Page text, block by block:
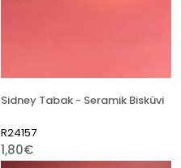
Sidney Tabak - Seramik Bisküvi
R24157
1,80€